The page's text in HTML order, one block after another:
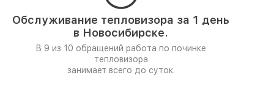
Обслуживание тепловизора за 1 день
в Новосибирске.
В 9 из 10 обращений работа по починке
тепловизора
занимает всего до суток.